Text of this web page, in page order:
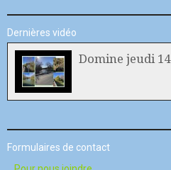
Dernières vidéo
Domine jeudi
Formulaires de contact